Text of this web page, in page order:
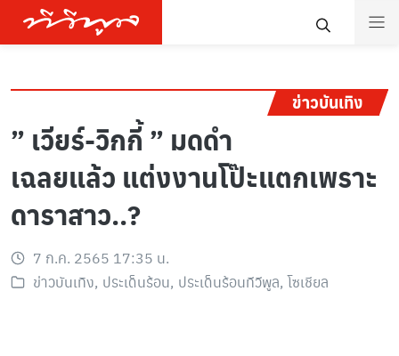
ข่าวบันเทิง
” เวียร์-วิกกี้ ” มดดำ
เฉลยแล้ว แต่งงานโป๊ะแตกเพราะ
ดาราสาว..?
7 ก.ค. 2565 17:35 น.
ข่าวบันเทิง, ประเด็นร้อน, ประเด็นร้อนทีวีพูล, โซเชียล